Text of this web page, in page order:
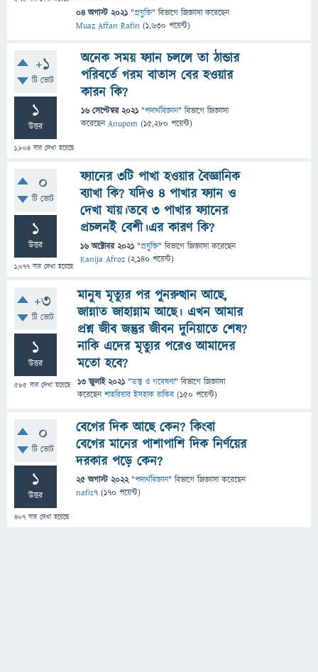
04 অগাস্ট 2021 "প্রযুক্তি" বিভাগে জিজ্ঞাসাকরেছেন
Muaz Affan Rafin (1,630 পয়েন্ট)
+1
টি ভোট
1
উত্তর
1,804 বার দেখা হয়েছে
অনেক সময় ফ্যান চললে তা ঠান্ডার
পরিবর্তে গরম বাতাস বের হওয়ার
কারন কি?
16 সেপ্টেম্বর 2021 "পদার্থবিজ্ঞান" বিভাগে জিজ্ঞাসা
করেছেনAnupom (15,280 পয়েন্ট)
0
টি ভোট
1
উত্তর
1,077 বার দেখা হয়েছে
ফ্যানের ৩টি পাখা হওয়ার বৈজ্ঞানিক
ব্যাখা কি? যদিও ৪ পাখার ফ্যান ও
দেখা যায়।তবে ৩ পাখার ফ্যানের
প্রচলনই বেশী।এর কারণ কি?
16 অক্টোবর 2021 "প্রযুক্তি" বিভাগে জিজ্ঞাসাকরেছেন
Kanija Afroz (2,140 পয়েন্ট)
+3
টি ভোট
1
উত্তর
585 বার দেখা হয়েছে
মানুষ মৃত্যুর পর পুনরুত্থান আছে,
জান্নাত জাহান্নাম আছে। এখন আমার
প্রশ্ন জীব জন্তুর জীবন দুনিয়াতে শেষ?
নাকি এদের মৃত্যুর পরেও আমাদের
মতো হবে?
13 জুলাই 2021 "তত্ত্ব ও গবেষণা" বিভাগে জিজ্ঞাসা
করেছেনশাহরিয়ার ইসহাক রাকিব (150 পয়েন্ট)
0
টি ভোট
1
উত্তর
407 বার দেখা হয়েছে
বেগের দিক আছে কেন? কিংবা
বেগের মানের পাশাপাশি দিক নির্ণয়ের
দরকার পড়ে কেন?
25 অগাস্ট 2022 "পদার্থবিজ্ঞান" বিভাগে জিজ্ঞাসাকরেছেন
nafis7 (170 পয়েন্ট)